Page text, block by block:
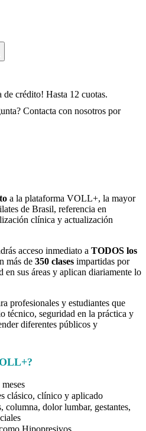
de crédito! Hasta 12 cuotas.
Contacta con nosotros por
a la plataforma VOLL+, la mayor
de Brasil, referencia en
clínica y actualización
acceso inmediato a TODOS los
más de 350 clases impartidas por
en sus áreas y aplican diariamente lo
profesionales y estudiantes que
técnico, seguridad en la práctica y
diferentes públicos y
clásico, clínico y aplicado
columna, dolor lumbar, gestantes,